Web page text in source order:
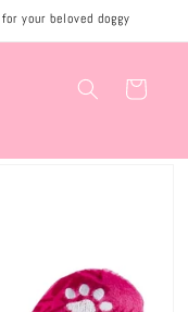
your beloved doggy
Winkelwagen